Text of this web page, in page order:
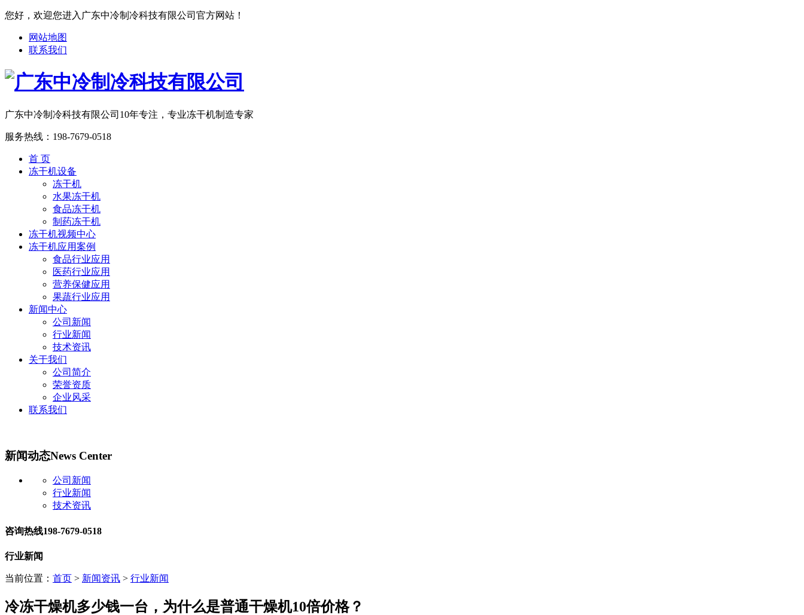
您好，欢迎您进入广东中冷制冷科技有限公司官方网站！
网站地图
联系我们
广东中冷制冷科技有限公司 10年专注，专业冻干机制造专家
服务热线： 198-7679-0518
首 页
冻干机设备
冻干机
水果冻干机
食品冻干机
制药冻干机
冻干机视频中心
冻干机应用案例
食品行业应用
医药行业应用
营养保健应用
果蔬行业应用
新闻中心
公司新闻
行业新闻
技术资讯
关于我们
公司简介
荣誉资质
企业风采
联系我们
新闻动态News Center
公司新闻
行业新闻
技术资讯
咨询热线198-7679-0518
行业新闻
当前位置： 首页 > 新闻资讯 > 行业新闻
冷冻干燥机多少钱一台，为什么是普通干燥机10倍价格？